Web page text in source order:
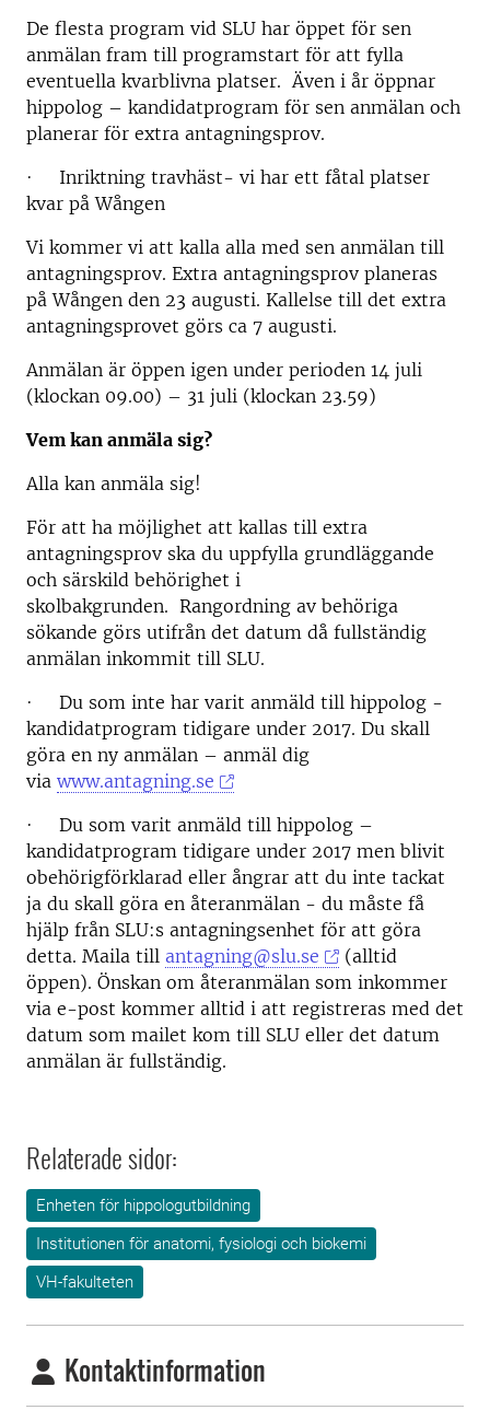
De flesta program vid SLU har öppet för sen
anmälan fram till programstart för att fylla
eventuella kvarblivna platser. Även i år öppnar
hippolog – kandidatprogram för sen anmälan och
planerar för extra antagningsprov.
·
Inriktning travhäst- vi har ett fåtal platser
kvar på Wången
Vi kommer vi att kalla alla med sen anmälan till
antagningsprov. Extra antagningsprov planeras
påWången den 23 augusti. Kallelse till det extra
antagningsprovet görs ca 7 augusti.
Anmälan är öppen igen under perioden 14 juli
(klockan 09.00) – 31 juli (klockan 23.59)
Vem kan anmäla sig?
Alla kan anmäla sig!
För att ha möjlighet att kallas till extra
antagningsprov ska du uppfylla grundläggande
och särskild behörighet i
skolbakgrunden. Rangordning av behöriga
sökande görs utifrån det datum då fullständig
anmälan inkommit till SLU.
·
Du som inte har varit anmäld till hippolog -
kandidatprogram tidigare under 2017. Du skall
göra en ny anmälan – anmäl dig
via www.antagning.se
·
Du som varit anmäld till hippolog –
kandidatprogram tidigare under 2017 men blivit
obehörigförklarad eller ångrar att du inte tackat
ja du skall göra en återanmälan - du måste få
hjälp från SLU:s antagningsenhet för att göra
detta. Maila till antagning@slu.se
(alltid
öppen). Önskan om återanmälan som inkommer
via e-post kommer alltid i att registreras med det
datum som mailet kom till SLU eller det datum
anmälan är fullständig.
Relaterade sidor:
Enheten för hippologutbildning
Institutionen för anatomi, fysiologi och biokemi
VH-fakulteten
Kontaktinformation